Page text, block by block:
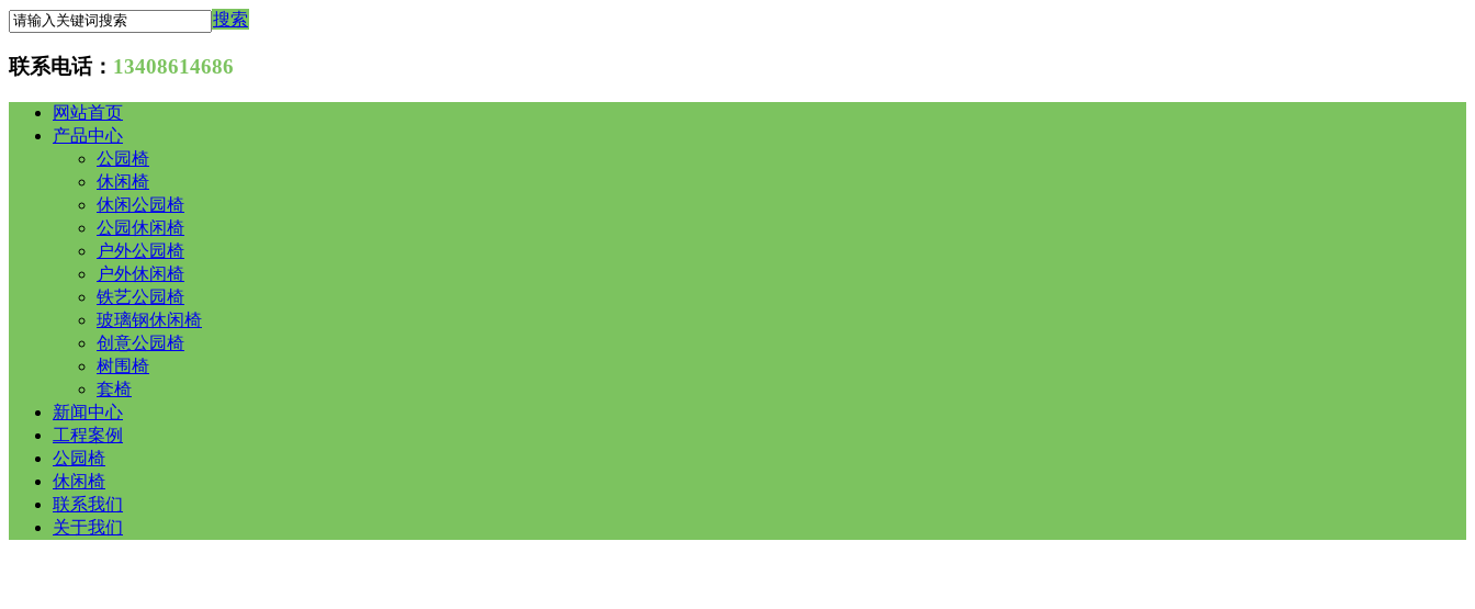
搜索
联系电话： 13408614686
网站首页
产品中心
公园椅
休闲椅
休闲公园椅
公园休闲椅
户外公园椅
户外休闲椅
铁艺公园椅
玻璃钢休闲椅
创意公园椅
树围椅
套椅
新闻中心
工程案例
公园椅
休闲椅
联系我们
关于我们